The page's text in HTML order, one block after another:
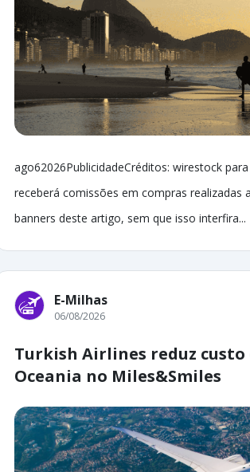
ago62026PublicidadeCréditos: wirestock
receberá comissões em compras realizadas
banners deste artigo, sem que isso interfira...
E-Milhas
06/08/2026
Turkish Airlines reduz
Oceania no Miles&Smiles